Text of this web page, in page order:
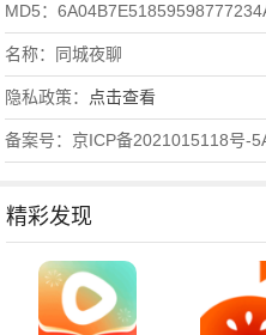
MD5：
名称：同城夜聊
隐私政策： 点击查看
备案号：京ICP备2021015118号-
精彩发现